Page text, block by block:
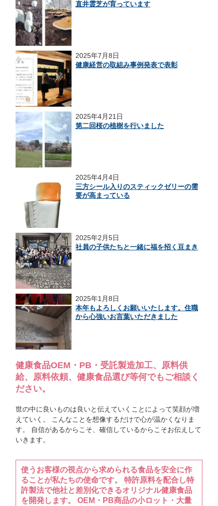
直井霊芝が育っています
2025年7月8日
健康経営の取組み事例発表で表彰
2025年4月21日
第二回桜の植樹を行いました
2025年4月4日
三方シール入りのスティックゼリーの需
要が高まっている
2025年2月5日
社員の子供たちと一緒に福を招く豆まき
2025年1月8日
本年もよろしくお願いいたします。住職
から心強いお言葉いただきました
健康食品OEM・PB・受託製造加工、原料供
給、原料依頼、健康食品選び等何でもご相談く
ださい。
世の中に良いものは良いと伝えていくことによって笑顔が増
えていく。 こんなことを想像するだけで心が温かくなりま
す。 自信があるからこそ、確信しているからこそお伝えして
いきます。
使うお客様の視点から求められる食品を安全に作
ることが私たちの使命です。 特許原料を配合し特
許製法で他社と差別化できるオリジナル健康食品
を開発します。 OEM・PB商品の小ロット・大量